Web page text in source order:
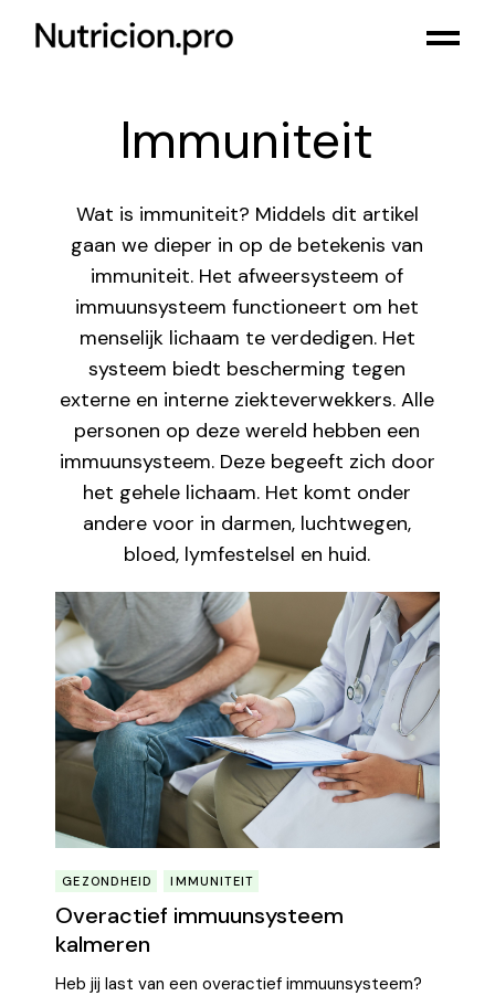
Immuniteit
Wat is immuniteit? Middels dit artikel
gaan we dieper in op de betekenis van
immuniteit. Het afweersysteem of
immuunsysteem functioneert om het
menselijk lichaam te verdedigen. Het
systeem biedt bescherming tegen
externe en interne ziekteverwekkers. Alle
personen op deze wereld hebben een
immuunsysteem. Deze begeeft zich door
het gehele lichaam. Het komt onder
andere voor in darmen, luchtwegen,
bloed, lymfestelsel en huid.
GEZONDHEID IMMUNITEIT
Overactief immuunsysteem
kalmeren
Heb jij last van een overactief immuunsysteem?